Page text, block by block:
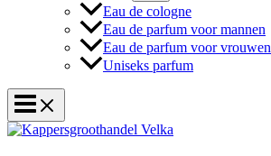
Eau de cologne
Eau de parfum voor mannen
Eau de parfum voor vrouwen
Uniseks parfum